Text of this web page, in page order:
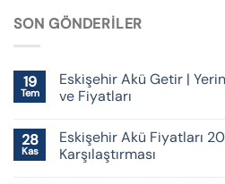
SON GÖNDERILER
19
Tem
Eskişehir Akü Getir |
ve Fiyatları
28
Kas
Eskişehir Akü Fiyatları
Karşılaştırması